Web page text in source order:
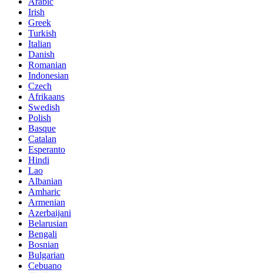
Irish
Greek
Turkish
Italian
Danish
Romanian
Indonesian
Czech
Afrikaans
Swedish
Polish
Basque
Catalan
Esperanto
Hindi
Lao
Albanian
Amharic
Armenian
Azerbaijani
Belarusian
Bengali
Bosnian
Bulgarian
Cebuano